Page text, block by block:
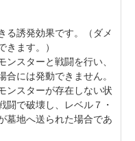
る誘発効果です。（ダメ
ます。）
スターと戦闘を行い、
には発動できません。
ンスターが存在しない状
闘で破壊し、レベル７・
墓地へ送られた場合であ